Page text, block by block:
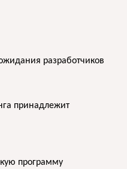
разработчиков
принадлежит
программу